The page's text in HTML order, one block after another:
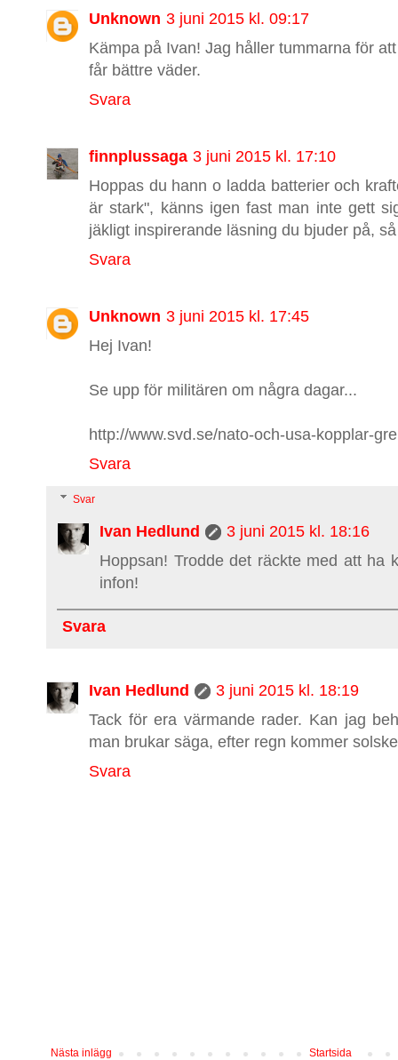
Unknown 3 juni 2015 kl. 09:17
Kämpa på Ivan! Jag håller tummarna för
får bättre väder.
Svara
finnplussaga 3 juni 2015 kl. 17:10
Hoppas du hann o ladda batterier och
är stark", känns igen fast man inte gett
jäkligt inspirerande läsning du bjuder på,
Svara
Unknown 3 juni 2015 kl. 17:45
Hej Ivan!
Se upp för militären om några dagar...
http://www.svd.se/nato-och-usa-kopplar-
Svara
Svar
Ivan Hedlund
3 juni 2015 kl. 18:16
Hoppsan! Trodde det räckte med att ha
infon!
Svara
Ivan Hedlund
3 juni 2015 kl. 18:19
Tack för era värmande rader. Kan jag
man brukar säga, efter regn kommer
Svara
Nästa inlägg Startsida